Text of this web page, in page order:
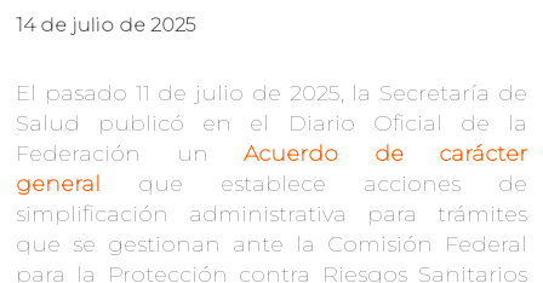
14 de julio de 2025
El pasado 11 de julio de 2025, la Secretaría de
Salud publicó en el Diario Oficial de la
Federación un Acuerdo de carácter
general
que establece acciones de
simplificación administrativa para trámites
que se gestionan ante la Comisión Federal
para la Protección contra Riesgos Sanitarios